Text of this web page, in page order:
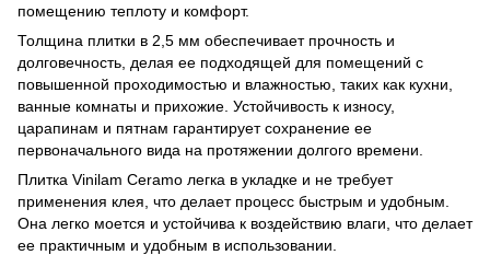
помещению теплоту и комфорт.
Толщина плитки в 2,5 мм обеспечивает прочность и
долговечность, делая ее подходящей для помещений с
повышенной проходимостью и влажностью, таких как кухни,
ванные комнаты и прихожие. Устойчивость к износу,
царапинам и пятнам гарантирует сохранение ее
первоначального вида на протяжении долгого времени.
Плитка Vinilam Ceramo легка в укладке и не требует
применения клея, что делает процесс быстрым и удобным.
Она легко моется и устойчива к воздействию влаги, что делает
ее практичным и удобным в использовании.